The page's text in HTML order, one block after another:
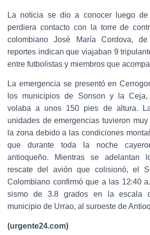
La noticia se dio a conocer luego
perdiera contacto con la torre de
colombiano José María Cordova,
reportes indican que viajaban 9
entre futbolistas y miembros que
La emergencia se presentó en
los municipios de Sonson y la
volaba a unos 150 pies de altura.
unidades de emergencias tuvieron
la zona debido a las condiciones
que durante toda la noche
antioqueño. Mientras se adelantan
rescate del avión que colisionó, el
Colombiano confirmó que a las 12:40
sismo de 3.8 grados en la escala
municipio de Urrao, al suroeste de
(urgente24.com)